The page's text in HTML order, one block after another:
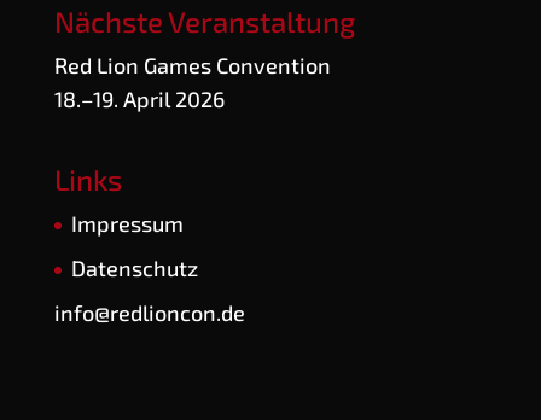
Nächste Veranstaltung
Red Lion Games Convention
18.–19. April 2026
Links
Impres­sum
Daten­schutz
info@redlioncon.de